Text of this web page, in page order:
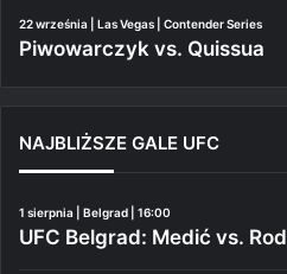
22 września | Las Vegas | Contender Series
Piwowarczyk vs. Quissua
NAJBLIŻSZE GALE UFC
1 sierpnia | Belgrad | 16:00
UFC Belgrad: Medić vs.